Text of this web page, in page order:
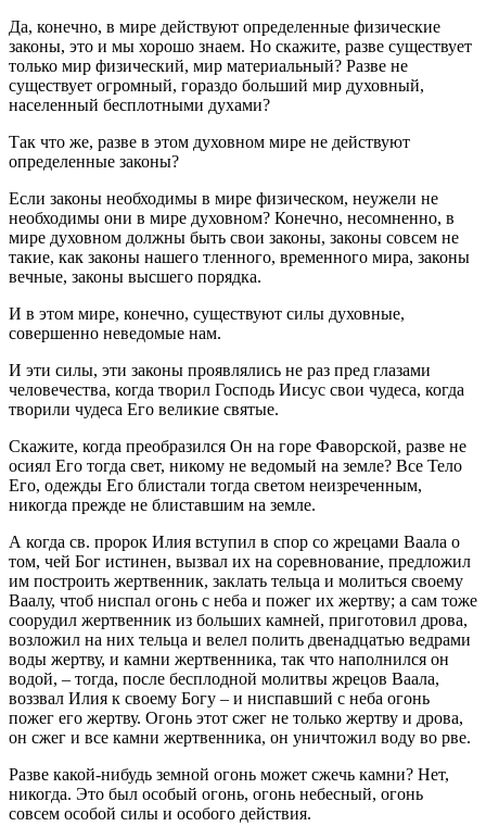
Да, конечно, в мире действуют определенные физические
законы, это и мы хорошо знаем. Но скажите, разве существует
только мир физический, мир материальный? Разве не
существует огромный, гораздо больший мир духовный,
населенный бесплотными духами?
Так что же, разве в этом духовном мире не действуют
определенные законы?
Если законы необходимы в мире физическом, неужели не
необходимы они в мире духовном? Конечно, несомненно, в
мире духовном должны быть свои законы, законы совсем не
такие, как законы нашего тленного, временного мира, законы
вечные, законы высшего порядка.
И в этом мире, конечно, существуют силы духовные,
совершенно неведомые нам.
И эти силы, эти законы проявлялись не раз пред глазами
человечества, когда творил Господь Иисус свои чудеса, когда
творили чудеса Его великие святые.
Скажите, когда преобразился Он на горе Фаворской, разве не
осиял Его тогда свет, никому не ведомый на земле? Все Тело
Его, одежды Его блистали тогда светом неизреченным,
никогда прежде не блиставшим на земле.
А когда св. пророк Илия вступил в спор со жрецами Ваала о
том, чей Бог истинен, вызвал их на соревнование, предложил
им построить жертвенник, заклать тельца и молиться своему
Ваалу, чтоб ниспал огонь с неба и пожег их жертву; а сам тоже
соорудил жертвенник из больших камней, приготовил дрова,
возложил на них тельца и велел полить двенадцатью ведрами
воды жертву, и камни жертвенника, так что наполнился он
водой, – тогда, после бесплодной молитвы жрецов Ваала,
воззвал Илия к своему Богу – и ниспавший с неба огонь
пожег его жертву. Огонь этот сжег не только жертву и дрова,
он сжег и все камни жертвенника, он уничтожил воду во рве.
Разве какой-нибудь земной огонь может сжечь камни? Нет,
никогда. Это был особый огонь, огонь небесный, огонь
совсем особой силы и особого действия.